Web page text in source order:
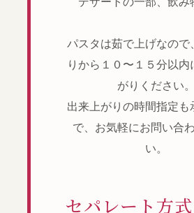
パスタは茹で上げなので
りから１０〜１５分以内
がりください。
出来上がりの時間指定も
で、お気軽にお問い合
い。
セパレート方